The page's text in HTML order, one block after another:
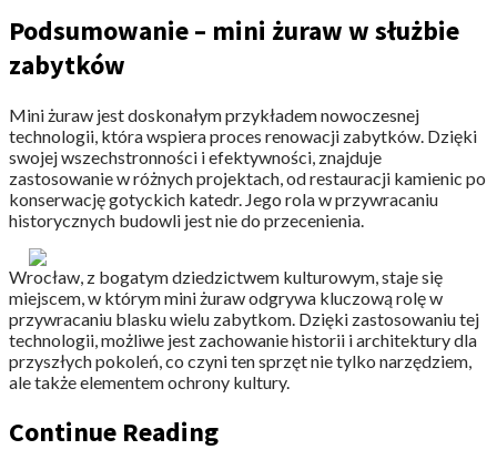
Podsumowanie – mini żuraw w służbie
zabytków
Mini żuraw jest doskonałym przykładem nowoczesnej
technologii, która wspiera proces renowacji zabytków. Dzięki
swojej wszechstronności i efektywności, znajduje
zastosowanie w różnych projektach, od restauracji kamienic po
konserwację gotyckich katedr. Jego rola w przywracaniu
historycznych budowli jest nie do przecenienia.
Wrocław, z bogatym dziedzictwem kulturowym, staje się
miejscem, w którym mini żuraw odgrywa kluczową rolę w
przywracaniu blasku wielu zabytkom. Dzięki zastosowaniu tej
technologii, możliwe jest zachowanie historii i architektury dla
przyszłych pokoleń, co czyni ten sprzęt nie tylko narzędziem,
ale także elementem ochrony kultury.
Continue Reading